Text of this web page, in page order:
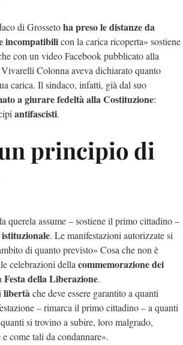
di Grossetoha preso le distanze da
incompatibilicon la carica ricoperta» sostiene
con un video Facebook pubblicato alla
Colonna aveva dichiarato quanto
carica. Il sindaco, infatti, già dal suo
a giurare fedeltà alla Costituzione:
antifascisti.
principio di
querela assume – sostiene il primo cittadino –
. Le manifestazioni autorizzate si
di quanto previsto» Cosa che non è
celebrazioni della commemorazione dei
Festa della Liberazione.
libertàche deve essere garantito a quanti
– rimarca il primo cittadino – a quanti
si trovino a subire, loro malgrado,
e come tali da condannare».